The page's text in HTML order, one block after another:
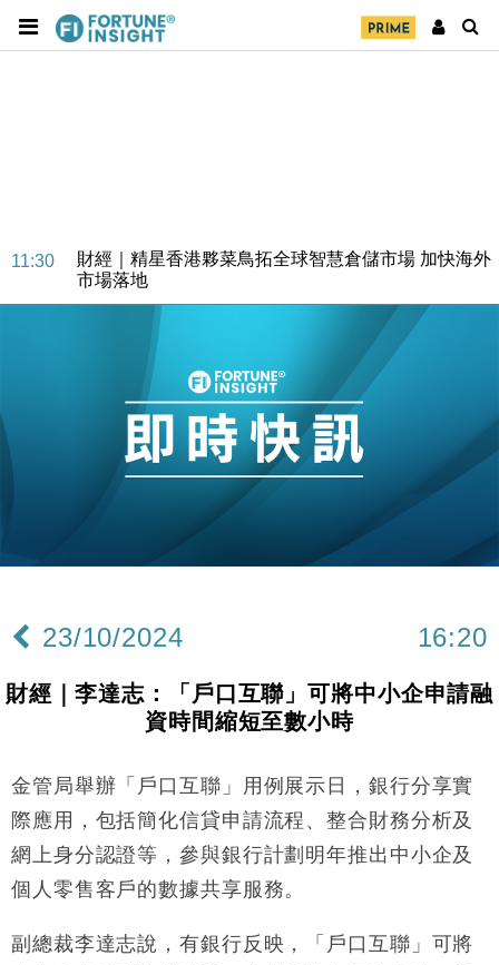
11:30
財經｜精星香港夥菜鳥拓全球智慧倉儲市場 加快海外
市場落地
地產｜大酒店中期轉賺2300萬元 斥21億翻新香港及
國際｜特朗普赴洛杉磯高球場活動前 男子攜槍彈被捕
財經｜香港7月PMI回落至51 企業擴張放慢兼縮減人
11:40
財經｜黑石傳再籌逾360億美元 支援Anthropic租用
財經｜美商務部擬擴大金屬關稅範圍 14類產品或加徵
17:40
財經｜本港6月零售額連升14個月 珠寶鐘錶銷售升勢
16:33
財經｜滙控重啟最多10億美元回購 派息比率目標維持
司
11:30
財經｜精星香港夥菜鳥拓全球智慧倉儲市場 加快海外
市場落地
地產｜大酒店中期轉賺2300萬元 斥21億翻新香港及
東京半島
23/10/2024 16:20
財經｜李達志：「戶口互聯」可將中小企申請融
資時間縮短至數小時
金管局舉辦「戶口互聯」用例展示日，銀行分享實
際應用，包括簡化信貸申請流程、整合財務分析及
網上身分認證等，參與銀行計劃明年推出中小企及
個人零售客戶的數據共享服務。
副總裁李達志說，有銀行反映，「戶口互聯」可將